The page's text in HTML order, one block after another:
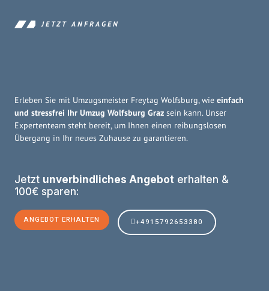
JETZT ANFRAGEN
Erleben Sie mit Umzugsmeister Freytag Wolfsburg, wie einfach
und stressfrei Ihr Umzug Wolfsburg Graz sein kann. Unser
Expertenteam steht bereit, um Ihnen einen reibungslosen
Übergang in Ihr neues Zuhause zu garantieren.
Jetzt unverbindliches Angebot erhalten &
100€ sparen:
ANGEBOT ERHALTEN +4915792653380